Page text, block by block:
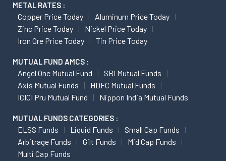
METAL RATES :
Copper Price Today
Aluminum Price Today
Zinc Price Today
Nickel Price Today
Iron Ore Price Today
Tin Price Today
MUTUAL FUND AMCS :
Angel One Mutual Fund
SBI Mutual Funds
Axis Mutual Funds
HDFC Mutual Funds
ICICI Pru Mutual Fund
Nippon India Mutual Funds
MUTUAL FUNDS CATEGORIES :
ELSS Funds Liquid Funds
Small Cap Funds
Arbitrage Funds
Gilt Funds
Mid Cap Funds
Multi Cap Funds